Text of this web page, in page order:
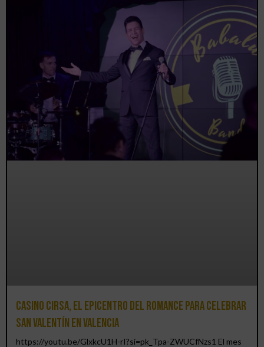
Casino CIRSA, el epicentro del romance para celebrar
San Valentín en Valencia
https://youtu.be/GlxkcU1H-rI?si=pk_Tpa-ZWUCfNzs1 El mes